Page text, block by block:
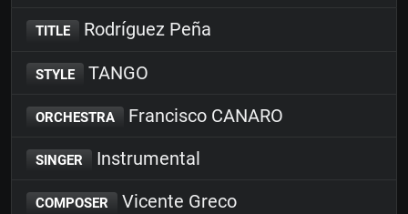
TITLE Rodríguez Peña
STYLE TANGO
ORCHESTRA Francisco CANARO
SINGER Instrumental
COMPOSER Vicente Greco